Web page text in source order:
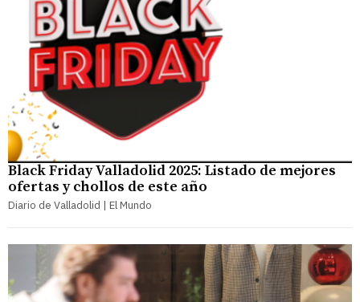
Black Friday Valladolid 2025: Listado de mejores
ofertas y chollos de este año
Diario de Valladolid | El Mundo